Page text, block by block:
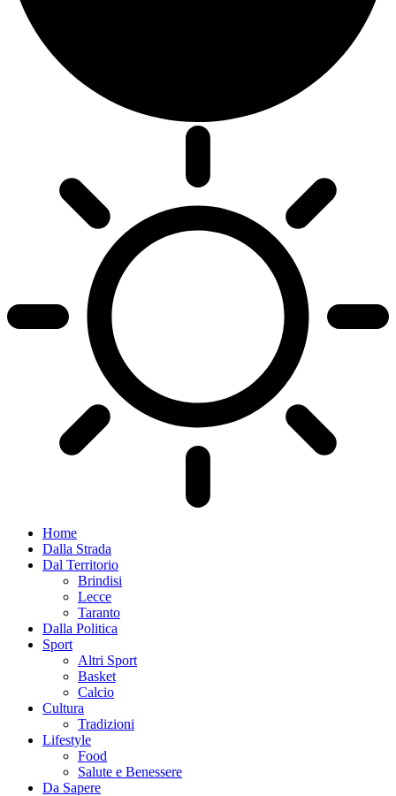
Home
Dalla Strada
Dal Territorio
Brindisi
Lecce
Taranto
Dalla Politica
Sport
Altri Sport
Basket
Calcio
Cultura
Tradizioni
Lifestyle
Food
Salute e Benessere
Da Sapere